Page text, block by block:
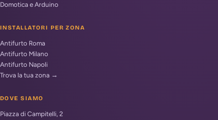
Domotica e Arduino
INSTALLATORI PER ZONA
Antifurto Roma
Antifurto Milano
Antifurto Napoli
Trova la tua zona →
DOVE SIAMO
Piazza di Campitelli, 2